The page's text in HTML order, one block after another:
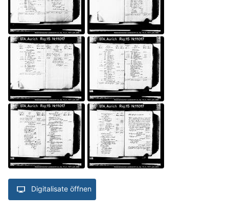
Digitalisate öffnen